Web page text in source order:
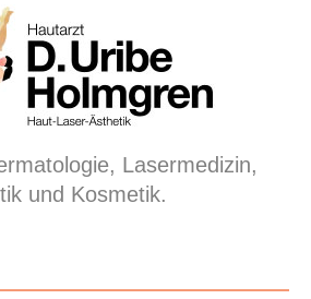
Lasermedizin,
und Kosmetik.